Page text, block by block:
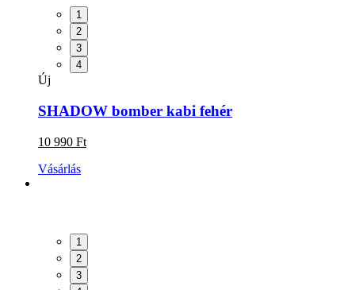
1
2
3
4
Új
SHADOW bomber kabi fehér
10 990 Ft
Vásárlás
1
2
3